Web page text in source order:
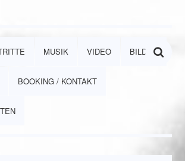
MUSIK VIDEO BILDER
BOOKING / KONTAKT